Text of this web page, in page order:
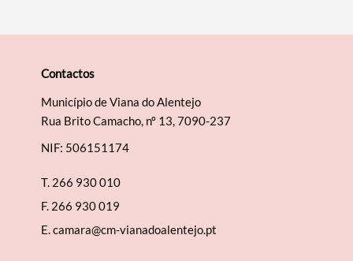
Contactos
Município de Viana do Alentejo
Rua Brito Camacho, nº 13, 7090-237
NIF: 506151174
T. 266 930 010
F. 266 930 019
E.camara@cm-vianadoalentejo.pt